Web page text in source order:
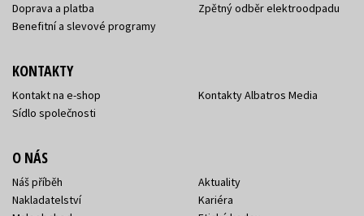
Doprava a platba
Benefitní a slevové programy
Zpětný odběr elektroodpadu
KONTAKTY
Kontakt na e-shop
Sídlo společnosti
Kontakty Albatros Media
O NÁS
Náš příběh
Nakladatelství
Aktuality
Kariéra